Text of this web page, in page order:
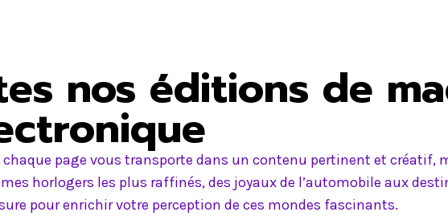
nos éditions de
page vous transporte dans un contenu pertinent et créatif,
horlogers les plus raffinés, des joyaux de l’automobile aux
pour enrichir votre perception de ces mondes fascinants.